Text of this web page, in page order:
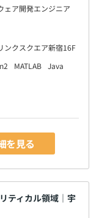
ェア開発エンジニア
ンクスクエア新宿16F
MATLAB Java
を見る
ティカル領域｜宇